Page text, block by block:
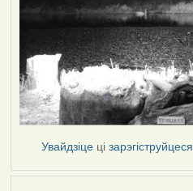
Увайдзіце цізарэгіструйцеся